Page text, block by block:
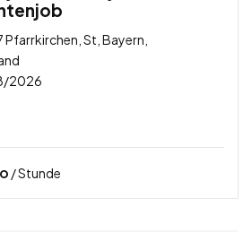
Pfarrkirchen, St, Bayern,
2026
/ Stunde